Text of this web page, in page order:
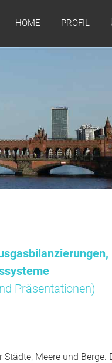
HOME PROFIL
Präsentationen)
Meere und Berge.